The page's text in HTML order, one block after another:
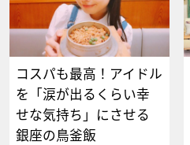
コスパも最高！アイドル
を「涙が出るくらい幸
せな気持ち」にさせる
銀座の鳥釜飯